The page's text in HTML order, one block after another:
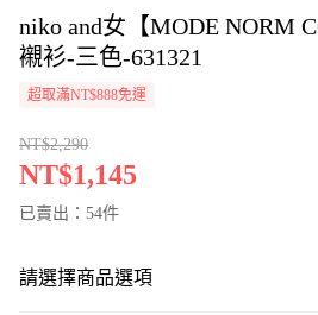
niko and女【MODE NORM
襯衫-三色-631321
超取滿NT$888免運
NT$2,290
NT$1,145
已賣出：54件
請選擇商品選項